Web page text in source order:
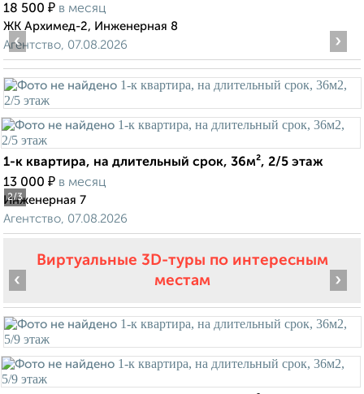
18 500 ₽ в месяц
ЖК Архимед-2, Инженерная 8
Агентство, 07.08.2026
2/3
‹ ›
1-к квартира, на длительный срок, 36м², 2/5 этаж
13 000 ₽ в месяц
Инженерная 7
Агентство, 07.08.2026
Виртуальные 3D-туры по интересным
местам
‹ ›